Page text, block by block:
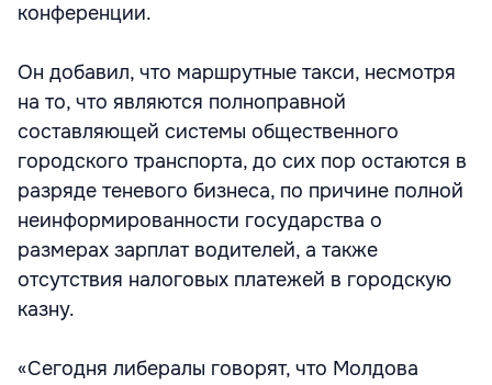
конференции.
Он добавил, что маршрутные такси, несмотря
на то, что являются полноправной
составляющей системы общественного
городского транспорта, до сих пор остаются в
разряде теневого бизнеса, по причине полной
неинформированности государства о
размерах зарплат водителей, а также
отсутствия налоговых платежей в городскую
казну.
«Сегодня либералы говорят, что Молдова